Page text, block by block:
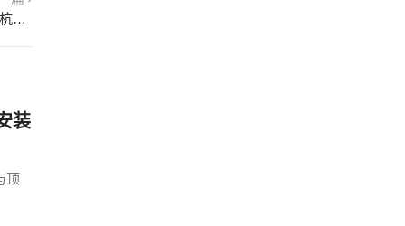
杭州全面放开二手房限购 不再审核购房人资格 杭州出新政策后二手房
装
顶